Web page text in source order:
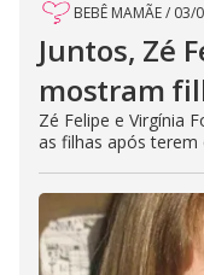
BEBÊ MAMÃE/ 03/
Juntos, Zé
mostram
Zé Felipe e Virgínia
as filhas após terem